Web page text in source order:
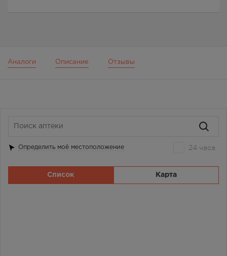
Аналоги Описание Отзывы
Определить моё местоположение 24 часа
Список Карта